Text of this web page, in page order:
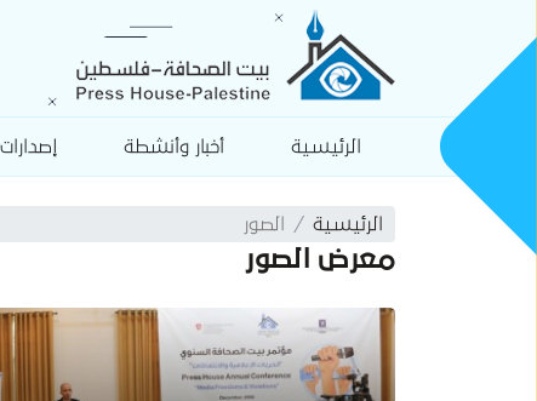
الرئيسية أخبار وأنشطة إصدارات
الرئيسية الصور
معرض الصور